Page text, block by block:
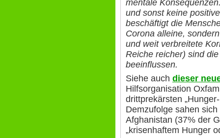
mentale
und sonst keine
beschäftigt die
Corona alleine,
und weit verbreitete
Reiche reicher) sind
beeinflussen.
Siehe auch dieser
Hilfsorganisation
drittprekärsten
Demzufolge sahen
Afghanistan (37% der
„krisenhaftem Hunger